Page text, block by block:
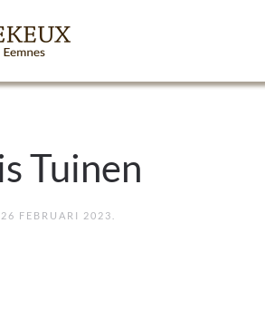
Tuinen
26 FEBRUARI 2023